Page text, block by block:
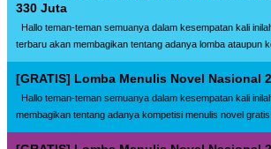
330 Juta
Hallo teman-teman semuanya dalam kesempatan kali
terbaru akan membagikan tentang adanya lomba ataupun
[GRATIS] Lomba Menulis Novel Nasional
Hallo teman-teman semuanya dalam kesempatan kali
membagikan tentang adanya kompetisi menulis novel gratis